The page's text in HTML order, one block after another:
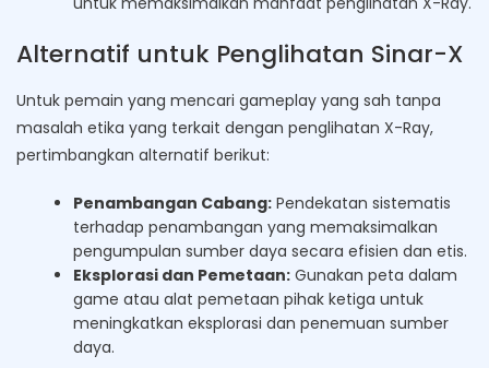
Alternatif untuk Penglihatan Sinar-X
Untuk pemain yang mencari gameplay yang sah tanpa
masalah etika yang terkait dengan penglihatan X-Ray,
pertimbangkan alternatif berikut:
Penambangan Cabang: Pendekatan sistematis
terhadap penambangan yang memaksimalkan
pengumpulan sumber daya secara efisien dan etis.
Eksplorasi dan Pemetaan: Gunakan peta dalam
game atau alat pemetaan pihak ketiga untuk
meningkatkan eksplorasi dan penemuan sumber
daya.